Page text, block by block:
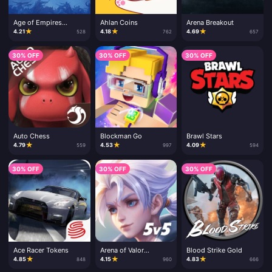
Age of Empires
Mobile
4.21★ 528
Ahlan Coins
4.18★ 762
Arena Breakout
4.69★ 657
30% OFF
Auto Chess
4.79★ 559
30% OFF
Blockman Go
4.53★ 997
30% OFF
Brawl Stars
4.09★ 594
30% OFF
Ace Racer Tokens
4.85★ 848
30% OFF
Arena of Valor
Vouchers
4.15★ 960
30% OFF
Blood Strike Gold
4.83★ 666